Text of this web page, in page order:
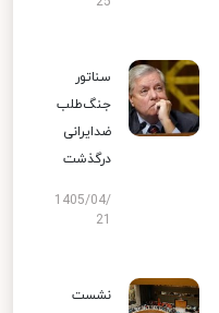
سناتور
جنگ‌طلب
ضدایرانی
درگذشت
1405/04/
نشست